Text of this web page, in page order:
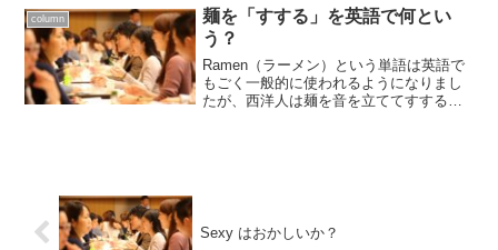
が、水面下で密接な関係にあるのは公
然...
column
麺を「すする」を英語で何とい
う？
Ramen（ラーメン）という単語は英語で
もごく一般的に使われるようになりまし
たが、西洋人は麺を音を立ててすする習
Sexy はおかしいか？